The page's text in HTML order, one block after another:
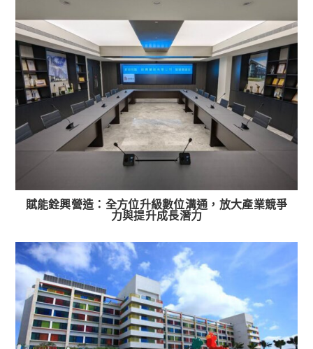
賦能銓興營造：全方位升級數位溝通，放大產業競爭
力與提升成長潛力